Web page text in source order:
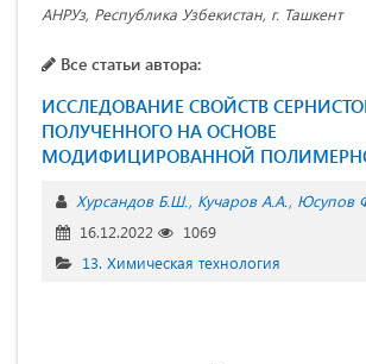
АНРУз, Республика Узбекистан, г. Ташкент
Все статьи автора:
ИССЛЕДОВАНИЕ СВОЙСТВ
ПОЛУЧЕННОГО НА ОСНОВЕ
МОДИФИЦИРОВАННОЙ
Хурсандов Б.Ш. Кучаров А.А. Юсупов
16.12.2022
1069
13. Химическая технология